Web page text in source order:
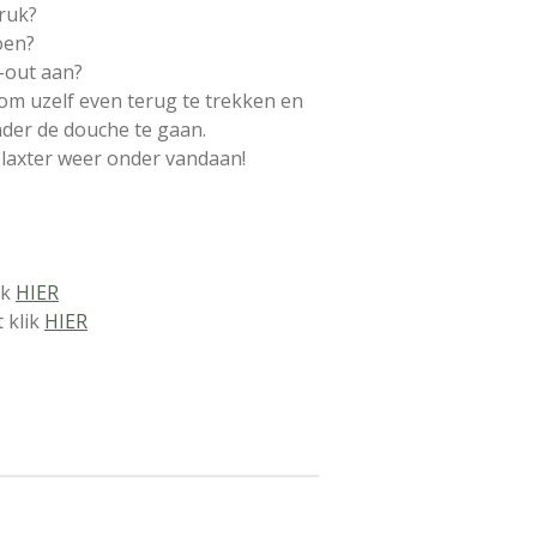
aan?
uzelf even terug te trekken en
de douche te gaan.
weer onder vandaan!
HIER
klik HIER